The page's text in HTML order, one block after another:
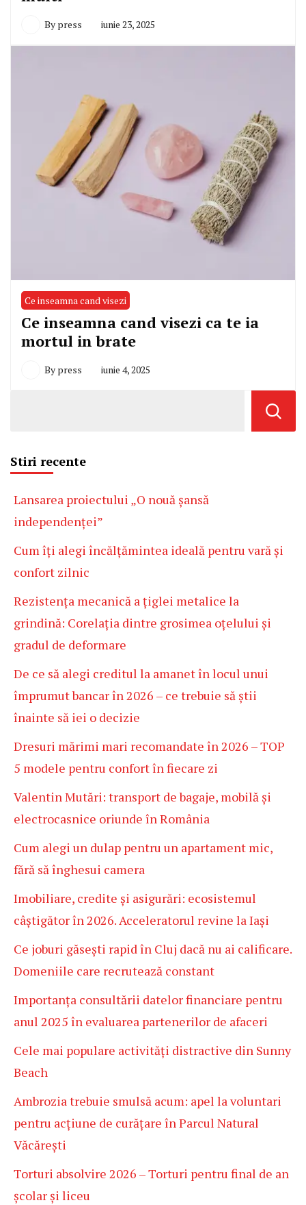
By press iunie 23, 2025
Ce inseamna cand visezi
Ce inseamna cand visezi ca te ia
mortul in brate
By press iunie 4, 2025
Stiri recente
Lansarea proiectului „O nouă șansă
independenței”
Cum îți alegi încălțămintea ideală pentru vară și
confort zilnic
Rezistența mecanică a țiglei metalice la
grindină: Corelația dintre grosimea oțelului și
gradul de deformare
De ce să alegi creditul la amanet în locul unui
împrumut bancar în 2026 – ce trebuie să știi
înainte să iei o decizie
Dresuri mărimi mari recomandate în 2026 – TOP
5 modele pentru confort în fiecare zi
Valentin Mutări: transport de bagaje, mobilă și
electrocasnice oriunde în România
Cum alegi un dulap pentru un apartament mic,
fără să înghesui camera
Imobiliare, credite și asigurări: ecosistemul
câștigător în 2026. Acceleratorul revine la Iași
Ce joburi găsești rapid în Cluj dacă nu ai calificare.
Domeniile care recrutează constant
Importanța consultării datelor financiare pentru
anul 2025 în evaluarea partenerilor de afaceri
Cele mai populare activități distractive din Sunny
Beach
Ambrozia trebuie smulsă acum: apel la voluntari
pentru acțiune de curățare în Parcul Natural
Văcărești
Torturi absolvire 2026 – Torturi pentru final de an
școlar și liceu